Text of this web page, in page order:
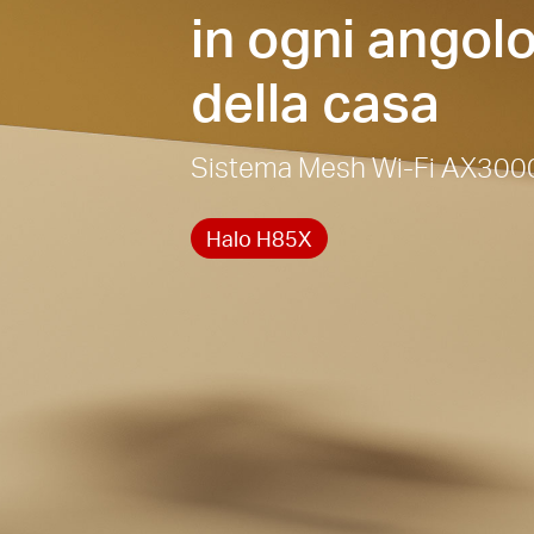
in ogni
della casa
Sistema Mesh Wi-Fi
Halo H85X